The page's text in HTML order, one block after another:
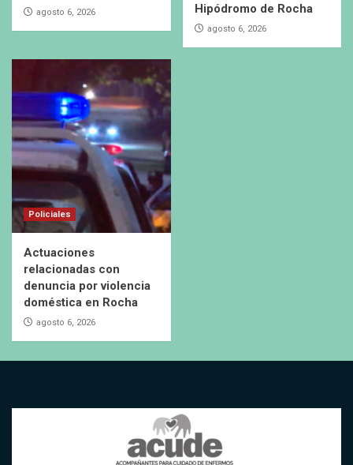
agosto 6, 2026
Hipódromo de Rocha
agosto 6, 2026
Policiales
Actuaciones
relacionadas con
denuncia por violencia
doméstica en Rocha
agosto 6, 2026